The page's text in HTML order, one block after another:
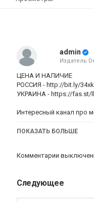
admin
Издатель
ЦЕНА И НАЛИЧИЕ
РОССИЯ - http://bit.ly/
УКРАИНА - https://fas.st/
Интересный канал про
Категория
ПОКАЗАТЬ БОЛЬШЕ
Комментарии
Следующее